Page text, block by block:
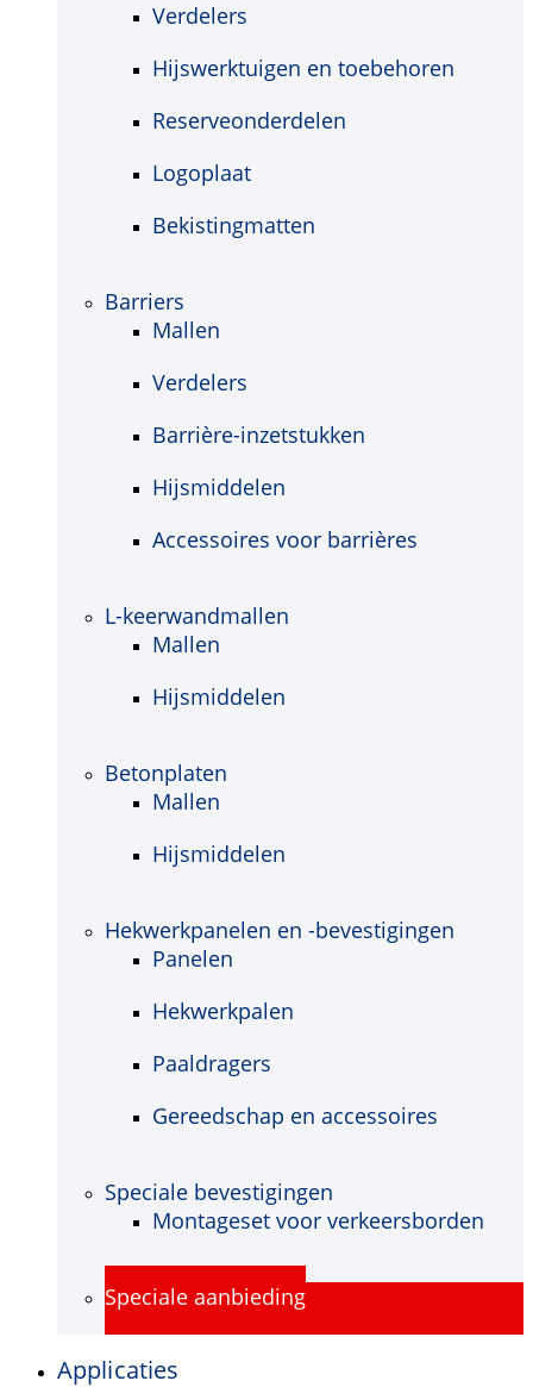
Verdelers
Hijswerktuigen en toebehoren
Reserveonderdelen
Logoplaat
Bekistingmatten
Barriers
Mallen
Verdelers
Barrière-inzetstukken
Hijsmiddelen
Accessoires voor barrières
L-keerwandmallen
Mallen
Hijsmiddelen
Betonplaten
Mallen
Hijsmiddelen
Hekwerkpanelen en -bevestigingen
Panelen
Hekwerkpalen
Paaldragers
Gereedschap en accessoires
Speciale bevestigingen
Montageset voor verkeersborden
Speciale aanbieding
Applicaties